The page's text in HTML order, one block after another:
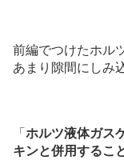
前編でつけたホル
あまり隙間にしみ
「 ホルツ液体ガス
キンと併用するこ